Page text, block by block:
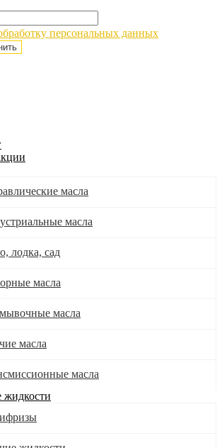
персональных данных
масла
масла
лодка, сад
масла
масла
масла
масла
жидкости